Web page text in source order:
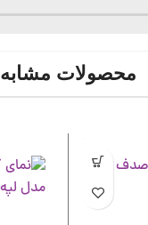
محصولات مشابه